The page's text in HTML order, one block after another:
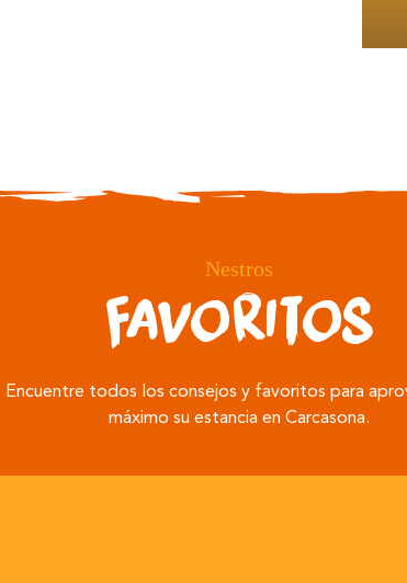
Nestros
Favoritos
Encuentre todos los consejos y favoritos para
máximo su estancia en Carcasona.